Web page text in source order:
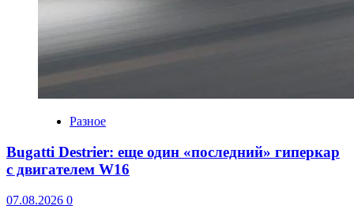
Разное
Bugatti Destrier: еще один «последний» гиперкар
с двигателем W16
07.08.2026 0